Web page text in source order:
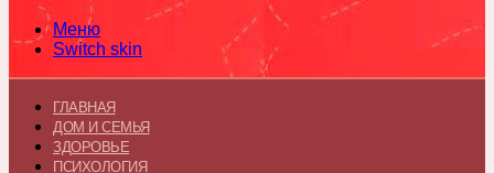
Меню
Switch skin
ГЛАВНАЯ
ДОМ И СЕМЬЯ
ЗДОРОВЬЕ
ПСИХОЛОГИЯ